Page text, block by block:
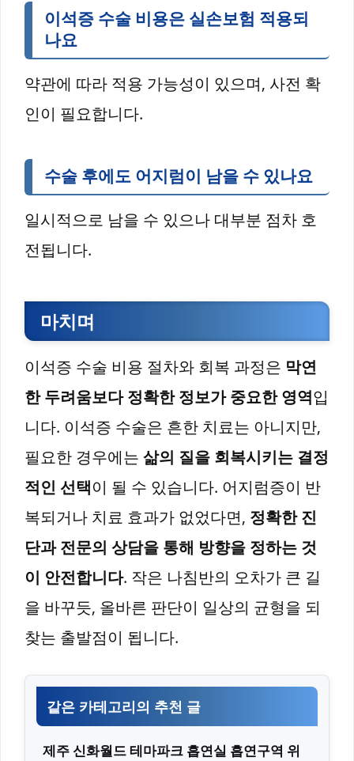
이석증 수술 비용은 실손보험 적용되
나요
약관에 따라 적용 가능성이 있으며, 사전 확
인이 필요합니다.
수술 후에도 어지럼이 남을 수 있나요
일시적으로 남을 수 있으나 대부분 점차 호
전됩니다.
마치며
이석증 수술 비용 절차와 회복 과정은 막연
한 두려움보다 정확한 정보가 중요한 영역입
니다. 이석증 수술은 흔한 치료는 아니지만,
필요한 경우에는 삶의 질을 회복시키는 결정
적인 선택이 될 수 있습니다. 어지럼증이 반
복되거나 치료 효과가 없었다면, 정확한 진
단과 전문의 상담을 통해 방향을 정하는 것
이 안전합니다. 작은 나침반의 오차가 큰 길
을 바꾸듯, 올바른 판단이 일상의 균형을 되
찾는 출발점이 됩니다.
같은 카테고리의 추천 글
제주 신화월드 테마파크 흡연실 흡연구역 위